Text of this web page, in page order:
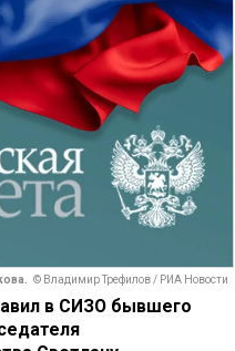
© Владимир Трефилов / РИА Новости
в СИЗО бывшего